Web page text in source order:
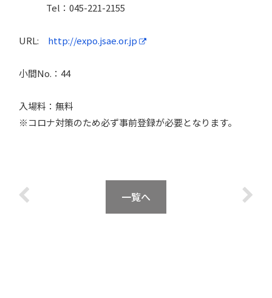
Tel：045-221-2155
URL: http://expo.jsae.or.jp
小間No.：44
入場料：無料
※コロナ対策のため必ず事前登録が必要となります。
一覧へ